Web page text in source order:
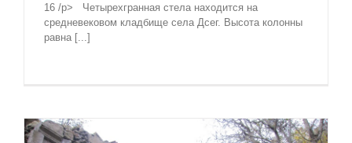
16 /p> Четырехгранная стела находится на
средневековом кладбище села Дсег. Высота колонны
равна [...]